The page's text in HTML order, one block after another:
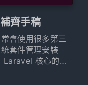
齊手稿
會使用很多第三
套件管理安裝
Laravel 核心的
自動補齊手稿
completion），